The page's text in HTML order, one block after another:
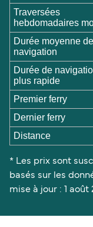
Traversées
hebdomadaires
Durée moyenne de
navigation
Durée de
plus rapide
Premier ferry
Dernier ferry
Distance
* Les prix sont
basés sur les
mise à jour : 1 août